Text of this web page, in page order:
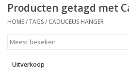
Oorhangers
Medaillons
Blog
Producten getagd met
HOME/TAGS/ CADUCEUS HANGER
Uitverkoop